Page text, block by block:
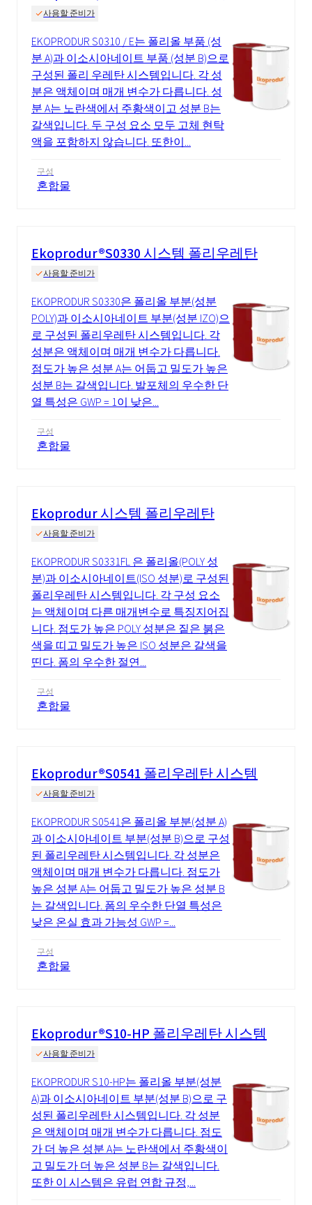
사용할 준비가
EKOPRODUR S0310 / E는 폴리올 부품 (성
분 A)과 이소시아네이트 부품 (성분 B)으로
구성된 폴리 우레탄 시스템입니다. 각 성
분은 액체이며 매개 변수가 다릅니다. 성
분 A는 노란색에서 주황색이고 성분 B는
갈색입니다. 두 구성 요소 모두 고체 현탁
액을 포함하지 않습니다. 또한이...
구성
혼합물
Ekoprodur®S0330 시스템 폴리우레탄
사용할 준비가
EKOPRODUR S0330은 폴리올 부분(성분
POLY)과 이소시아네이트 부분(성분 IZO)으
로 구성된 폴리우레탄 시스템입니다. 각
성분은 액체이며 매개 변수가 다릅니다.
점도가 높은 성분 A는 어둡고 밀도가 높은
성분 B는 갈색입니다. 발포체의 우수한 단
열 특성은 GWP = 1이 낮은...
구성
혼합물
Ekoprodur 시스템 폴리우레탄
사용할 준비가
EKOPRODUR S0331FL 은 폴리올(POLY 성
분)과 이소시아네이트(ISO 성분)로 구성된
폴리우레탄 시스템입니다. 각 구성 요소
는 액체이며 다른 매개변수로 특징지어집
니다. 점도가 높은 POLY 성분은 짙은 붉은
색을 띠고 밀도가 높은 ISO 성분은 갈색을
띤다. 폼의 우수한 절연...
구성
혼합물
Ekoprodur®S0541 폴리우레탄 시스템
사용할 준비가
EKOPRODUR S0541은 폴리올 부분(성분 A)
과 이소시아네이트 부분(성분 B)으로 구성
된 폴리우레탄 시스템입니다. 각 성분은
액체이며 매개 변수가 다릅니다. 점도가
높은 성분 A는 어둡고 밀도가 높은 성분 B
는 갈색입니다. 폼의 우수한 단열 특성은
낮은 온실 효과 가능성 GWP =...
구성
혼합물
Ekoprodur®S10-HP 폴리우레탄 시스템
사용할 준비가
EKOPRODUR S10-HP는 폴리올 부분(성분
A)과 이소시아네이트 부분(성분 B)으로 구
성된 폴리우레탄 시스템입니다. 각 성분
은 액체이며 매개 변수가 다릅니다. 점도
가 더 높은 성분 A는 노란색에서 주황색이
고 밀도가 더 높은 성분 B는 갈색입니다.
또한 이 시스템은 유럽 연합 규정,...